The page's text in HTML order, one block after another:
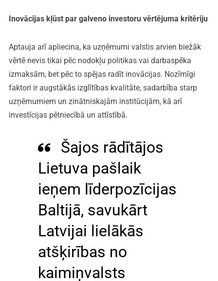
Inovācijas kļūst par galveno investoru vērtējuma kritēriju
Aptauja arī apliecina, ka uzņēmumi valstis arvien biežāk
vērtē nevis tikai pēc nodokļu politikas vai darbaspēka
izmaksām, bet pēc to spējas radīt inovācijas. Nozīmīgi
faktori ir augstākās izglītības kvalitāte, sadarbība starp
uzņēmumiem un zinātniskajām institūcijām, kā arī
investīcijas pētniecībā un attīstībā.
Šajos rādītājos
Lietuva pašlaik
ieņem līderpozīcijas
Baltijā, savukārt
Latvijai lielākās
atšķirības no
kaimiņvalsts